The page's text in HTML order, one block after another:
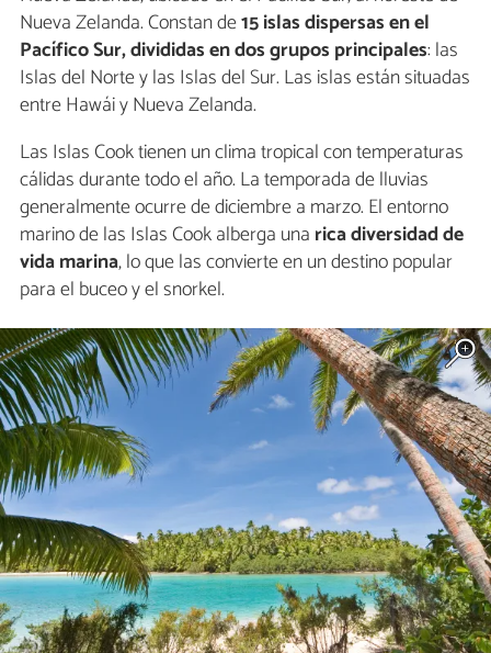
Nueva Zelanda. Constan de15 islas dispersas en el
Pacífico Sur, divididas en dos grupos principales: las
Islas del Norte y las Islas del Sur. Las islas están situadas
entre Hawái y Nueva Zelanda.
Las Islas Cook tienen un clima tropical con temperaturas
cálidas durante todo el año. La temporada de lluvias
generalmente ocurre de diciembre a marzo. El entorno
marino de las Islas Cook alberga una rica diversidad de
vida marina, lo que las convierte en un destino popular
para el buceo y el snorkel.